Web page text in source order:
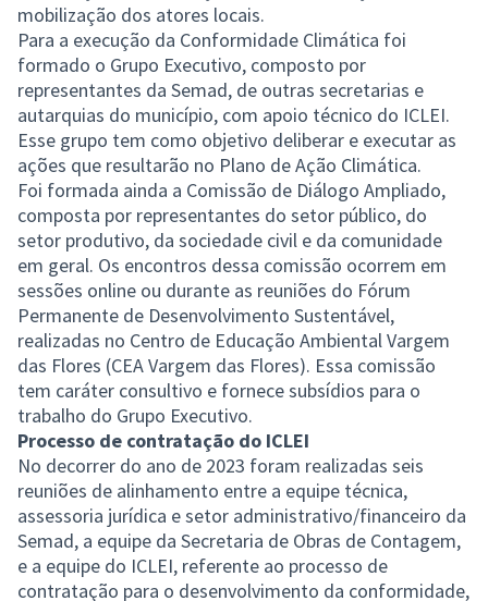
mobilização dos atores locais.
Para a execução da Conformidade Climática foi
formado o Grupo Executivo, composto por
representantes da Semad, de outras secretarias e
autarquias do município, com apoio técnico do ICLEI.
Esse grupo tem como objetivo deliberar e executar as
ações que resultarão no Plano de Ação Climática.
Foi formada ainda a Comissão de Diálogo Ampliado,
composta por representantes do setor público, do
setor produtivo, da sociedade civil e da comunidade
em geral. Os encontros dessa comissão ocorrem em
sessões online ou durante as reuniões do Fórum
Permanente de Desenvolvimento Sustentável,
realizadas no Centro de Educação Ambiental Vargem
das Flores (CEA Vargem das Flores). Essa comissão
tem caráter consultivo e fornece subsídios para o
trabalho do Grupo Executivo.
Processo de contratação do ICLEI
No decorrer do ano de 2023 foram realizadas seis
reuniões de alinhamento entre a equipe técnica,
assessoria jurídica e setor administrativo/financeiro da
Semad, a equipe da Secretaria de Obras de Contagem,
e a equipe do ICLEI, referente ao processo de
contratação para o desenvolvimento da conformidade,